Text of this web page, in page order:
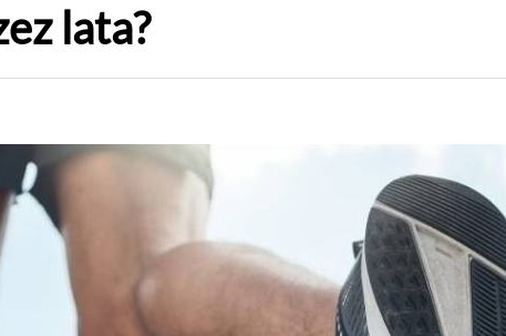
lata?